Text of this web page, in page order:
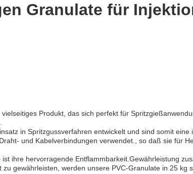
Granulate für
Produkt, das sich perfekt für
in Spritzgussverfahren entwickelt und sind somit
und Kabelverbindungen verwendet., so daß sie für
ihre hervorragende Entflammbarkeit.Gewährleistung
gewährleisten, werden unsere PVC-Granulate in 25